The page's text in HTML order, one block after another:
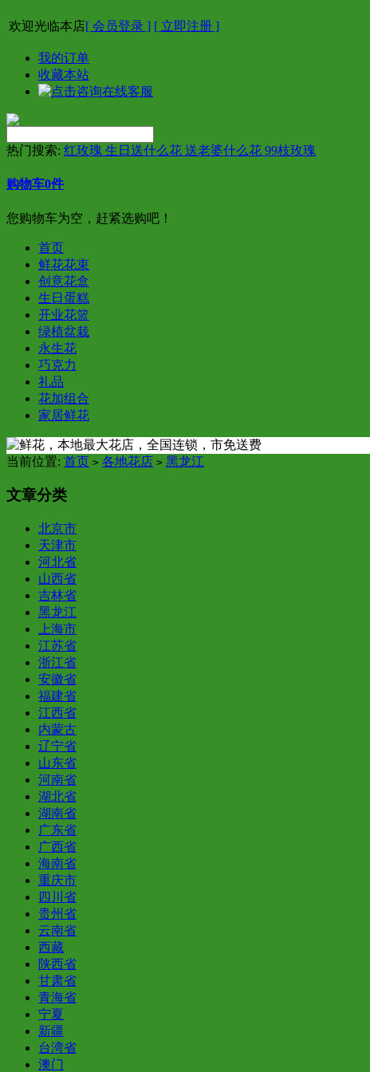
欢迎光临本店[ 会员登录 ] [ 立即注册 ]
我的订单
收藏本站
热门搜索: 红玫瑰 生日送什么花 送老婆什么花 99枝玫瑰
购物车0件
您购物车为空，赶紧选购吧！
首页
鲜花花束
创意花盒
生日蛋糕
开业花篮
绿植盆栽
永生花
巧克力
礼品
花加组合
家居鲜花
当前位置: 首页 > 各地花店 > 黑龙江
文章分类
北京市
天津市
河北省
山西省
吉林省
黑龙江
上海市
江苏省
浙江省
安徽省
福建省
江西省
内蒙古
辽宁省
山东省
河南省
湖北省
湖南省
广东省
广西省
海南省
重庆市
四川省
贵州省
云南省
西藏
陕西省
甘肃省
青海省
宁夏
新疆
台湾省
澳门